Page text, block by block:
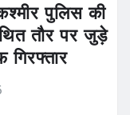
पुलिस की
तौर पर जुड़े
गिरफ्तार